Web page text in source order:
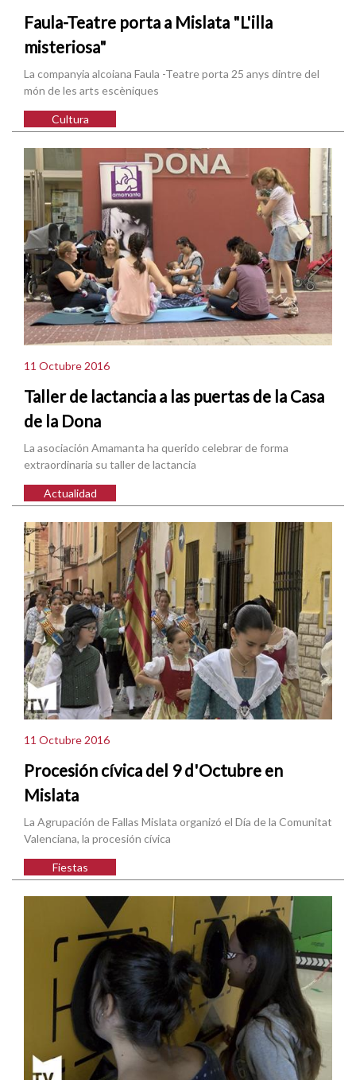
Faula-Teatre porta a Mislata "L'illa
misteriosa"
La companyia alcoiana Faula -Teatre porta 25 anys dintre del
món de les arts escèniques
Cultura
11 Octubre 2016
Taller de lactancia a las puertas de la Casa
de la Dona
La asociación Amamanta ha querido celebrar de forma
extraordinaria su taller de lactancia
Actualidad
11 Octubre 2016
Procesión cívica del 9 d'Octubre en
Mislata
La Agrupación de Fallas Mislata organizó el Día de la Comunitat
Valenciana, la procesión cívica
Fiestas